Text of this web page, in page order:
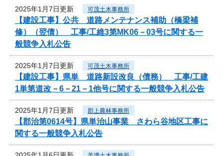
2025年1月7日更新 可茂土木事務所
【建設工事】公共 道路メンテナンス補助（橋梁補
修）（翌債） 工事/工維3第MK06－03号に関する一
般競争入札公告
2025年1月7日更新 可茂土木事務所
【建設工事】県単 道路新設改良（債務） 工事/工建
1単第道改－6－21－1他号に関する一般競争入札公告
2025年1月7日更新 郡上農林事務所
【郡治第0614号】県単治山事業 さわら谷地区工事に
関する一般競争入札公告